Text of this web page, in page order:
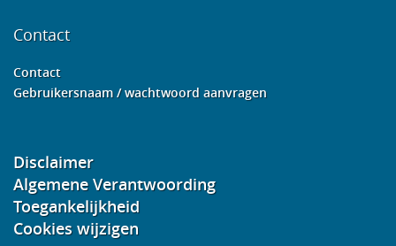
Contact
Contact
Gebruikersnaam / wachtwoord aanvragen
Disclaimer
Algemene Verantwoording
Toegankelijkheid
Cookies wijzigen